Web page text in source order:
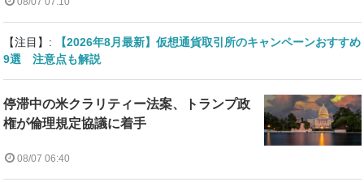
【注目】:
【2026年8月最新】仮想通貨取引所のキャンペーンおすすめ
9選 注意点も解説
停滞中の米クラリティー法案、トランプ政
権が倫理規定協議に着手
08/07 06:40